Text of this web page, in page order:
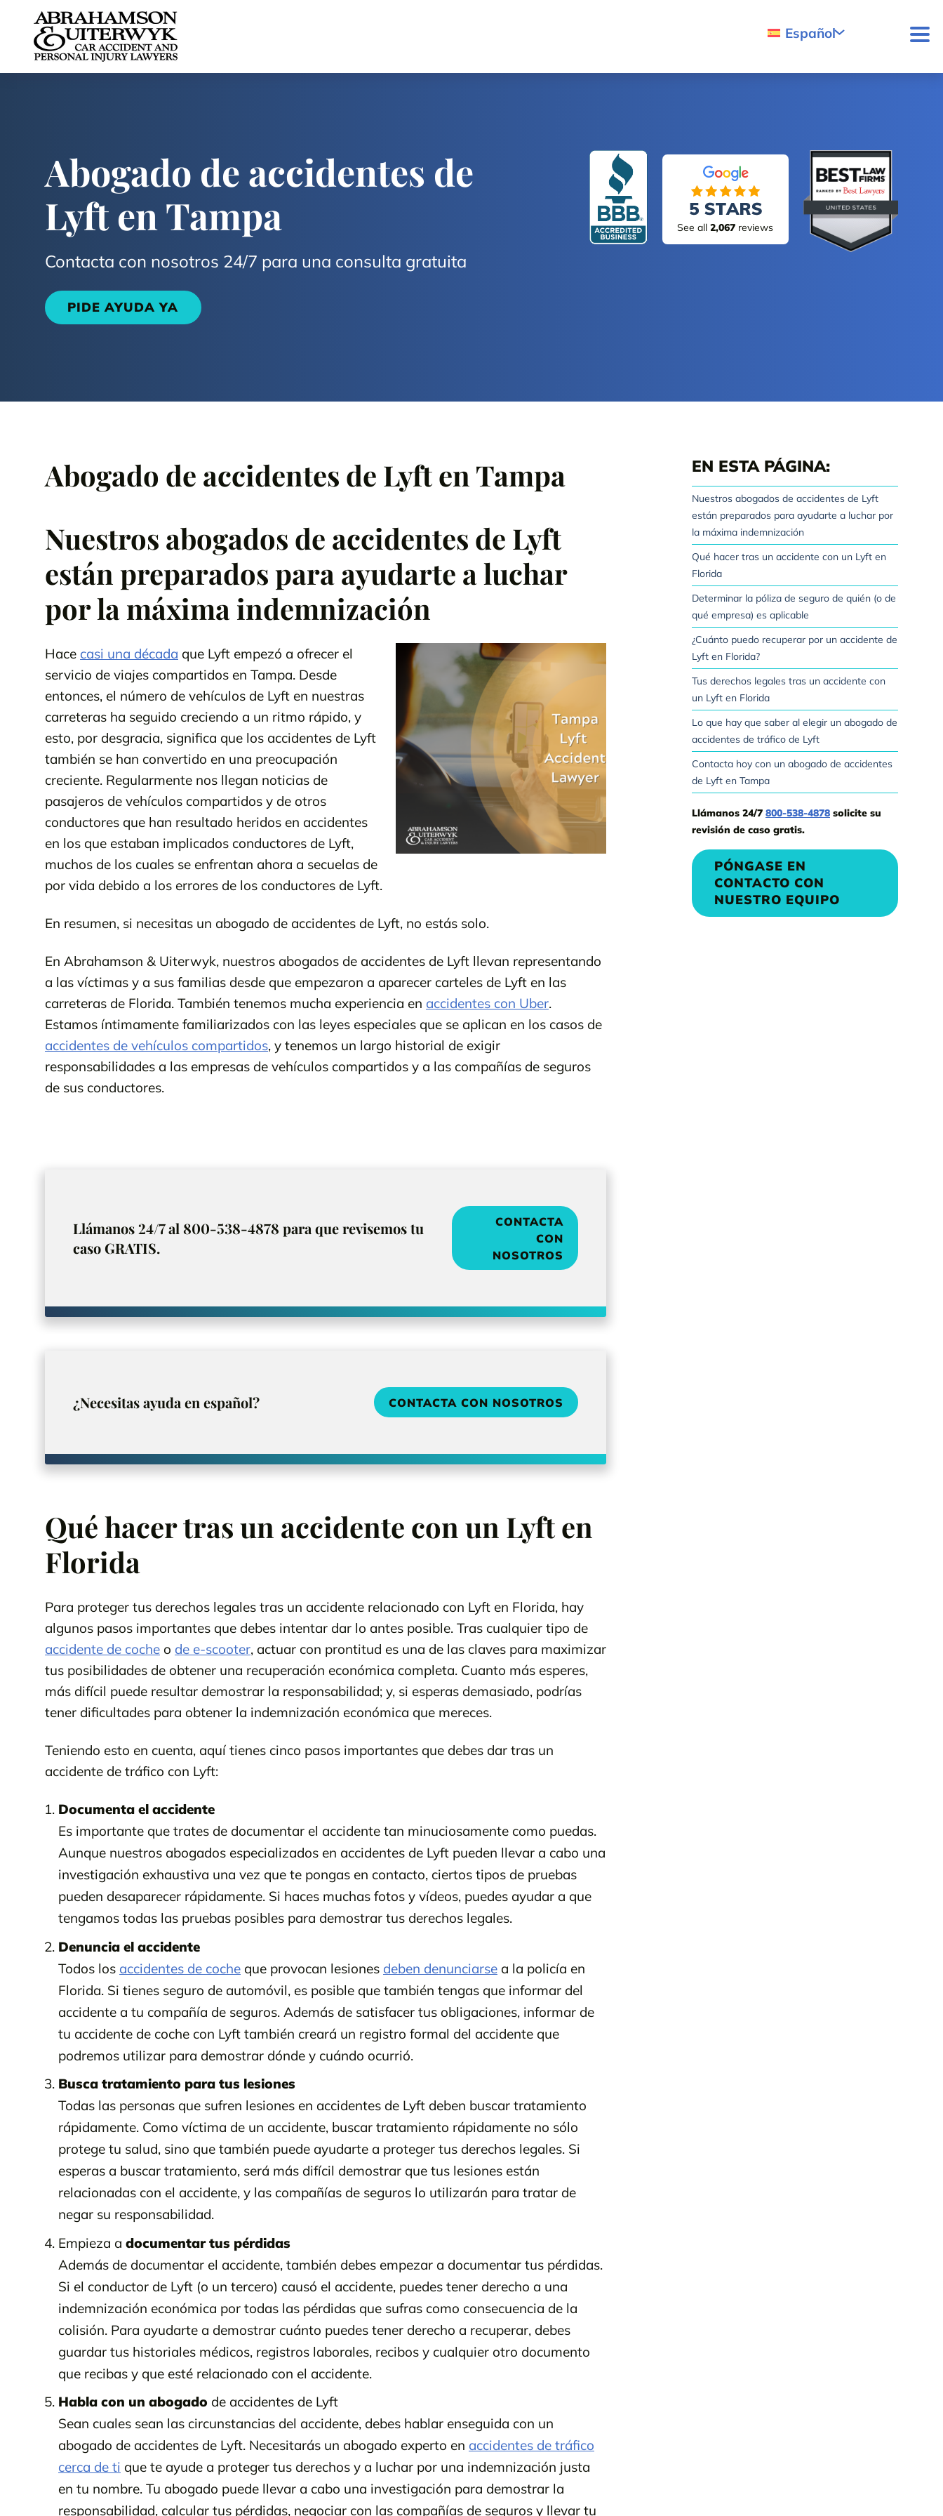
Skip to content
Español
Abogado de accidentes de
Lyft en Tampa
Contacta con nosotros 24/7 para una consulta gratuita
PIDE AYUDA YA
See all2,067 reviews
EN ESTA PÁGINA:
Nuestros abogados de accidentes de Lyft
están preparados para ayudarte a luchar por
la máxima indemnización
Qué hacer tras un accidente con un Lyft en
Florida
Determinar la póliza de seguro de quién (o de
qué empresa) es aplicable
¿Cuánto puedo recuperar por un accidente de
Lyft en Florida?
Tus derechos legales tras un accidente con
un Lyft en Florida
Lo que hay que saber al elegir un abogado de
accidentes de tráfico de Lyft
Contacta hoy con un abogado de accidentes
de Lyft en Tampa
Llámanos 24/7 800-538-4878 solicite su
revisión de caso gratis.
PÓNGASE EN
CONTACTO CON
NUESTRO EQUIPO
Abogado de accidentes de Lyft en Tampa
Nuestros abogados de accidentes de Lyft
están preparados para ayudarte a luchar
por la máxima indemnización
Hace casi una década que Lyft empezó a ofrecer el
servicio de viajes compartidos en Tampa. Desde
entonces, el número de vehículos de Lyft en nuestras
carreteras ha seguido creciendo a un ritmo rápido, y
esto, por desgracia, significa que los accidentes de Lyft
también se han convertido en una preocupación
creciente. Regularmente nos llegan noticias de
pasajeros de vehículos compartidos y de otros
conductores que han resultado heridos en accidentes
en los que estaban implicados conductores de Lyft,
muchos de los cuales se enfrentan ahora a secuelas de
por vida debido a los errores de los conductores de Lyft.
En resumen, si necesitas un abogado de accidentes de Lyft, no estás solo.
En Abrahamson & Uiterwyk, nuestros abogados de accidentes de Lyft llevan representando
a las víctimas y a sus familias desde que empezaron a aparecer carteles de Lyft en las
carreteras de Florida. También tenemos mucha experiencia en accidentes con Uber.
Estamos íntimamente familiarizados con las leyes especiales que se aplican en los casos de
accidentes de vehículos compartidos, y tenemos un largo historial de exigir
responsabilidades a las empresas de vehículos compartidos y a las compañías de seguros
de sus conductores.
Llámanos 24/7 al 800-538-4878 para que revisemos tu
caso GRATIS.
CONTACTA
CON
NOSOTROS
¿Necesitas ayuda en español? CONTACTA CON NOSOTROS
Qué hacer tras un accidente con un Lyft en
Florida
Para proteger tus derechos legales tras un accidente relacionado con Lyft en Florida, hay
algunos pasos importantes que debes intentar dar lo antes posible. Tras cualquier tipo de
accidente de coche o de e-scooter, actuar con prontitud es una de las claves para maximizar
tus posibilidades de obtener una recuperación económica completa. Cuanto más esperes,
más difícil puede resultar demostrar la responsabilidad; y, si esperas demasiado, podrías
tener dificultades para obtener la indemnización económica que mereces.
Teniendo esto en cuenta, aquí tienes cinco pasos importantes que debes dar tras un
accidente de tráfico con Lyft:
Documenta el accidente
Es importante que trates de documentar el accidente tan minuciosamente como puedas.
Aunque nuestros abogados especializados en accidentes de Lyft pueden llevar a cabo una
investigación exhaustiva una vez que te pongas en contacto, ciertos tipos de pruebas
pueden desaparecer rápidamente. Si haces muchas fotos y vídeos, puedes ayudar a que
tengamos todas las pruebas posibles para demostrar tus derechos legales.
Denuncia el accidente
Todos los accidentes de coche que provocan lesiones deben denunciarse a la policía en
Florida. Si tienes seguro de automóvil, es posible que también tengas que informar del
accidente a tu compañía de seguros. Además de satisfacer tus obligaciones, informar de
tu accidente de coche con Lyft también creará un registro formal del accidente que
podremos utilizar para demostrar dónde y cuándo ocurrió.
Busca tratamiento para tus lesiones
Todas las personas que sufren lesiones en accidentes de Lyft deben buscar tratamiento
rápidamente. Como víctima de un accidente, buscar tratamiento rápidamente no sólo
protege tu salud, sino que también puede ayudarte a proteger tus derechos legales. Si
esperas a buscar tratamiento, será más difícil demostrar que tus lesiones están
relacionadas con el accidente, y las compañías de seguros lo utilizarán para tratar de
negar su responsabilidad.
Empieza a documentar tus pérdidas
Además de documentar el accidente, también debes empezar a documentar tus pérdidas.
Si el conductor de Lyft (o un tercero) causó el accidente, puedes tener derecho a una
indemnización económica por todas las pérdidas que sufras como consecuencia de la
colisión. Para ayudarte a demostrar cuánto puedes tener derecho a recuperar, debes
guardar tus historiales médicos, registros laborales, recibos y cualquier otro documento
que recibas y que esté relacionado con el accidente.
Habla con un abogado de accidentes de Lyft
Sean cuales sean las circunstancias del accidente, debes hablar enseguida con un
abogado de accidentes de Lyft. Necesitarás un abogado experto en accidentes de tráfico
cerca de ti que te ayude a proteger tus derechos y a luchar por una indemnización justa
en tu nombre. Tu abogado puede llevar a cabo una investigación para demostrar la
responsabilidad, calcular tus pérdidas, negociar con las compañías de seguros y llevar tu